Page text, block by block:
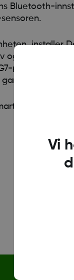
Bluetooth-
installer
og på
Vi